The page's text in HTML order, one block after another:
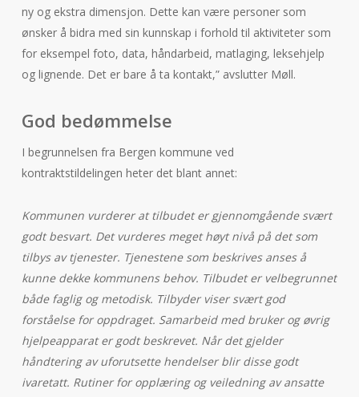
ny og ekstra dimensjon. Dette kan være personer som
ønsker å bidra med sin kunnskap i forhold til aktiviteter som
for eksempel foto, data, håndarbeid, matlaging, leksehjelp
og lignende. Det er bare å ta kontakt,” avslutter Møll.
God bedømmelse
I begrunnelsen fra Bergen kommune ved
kontraktstildelingen heter det blant annet:
Kommunen vurderer at tilbudet er gjennomgående svært
godt besvart. Det vurderes meget høyt nivå på det som
tilbys av tjenester. Tjenestene som beskrives anses å
kunne dekke kommunens behov. Tilbudet er velbegrunnet
både faglig og metodisk. Tilbyder viser svært god
forståelse for oppdraget. Samarbeid med bruker og øvrig
hjelpeapparat er godt beskrevet. Når det gjelder
håndtering av uforutsette hendelser blir disse godt
ivaretatt. Rutiner for opplæring og veiledning av ansatte